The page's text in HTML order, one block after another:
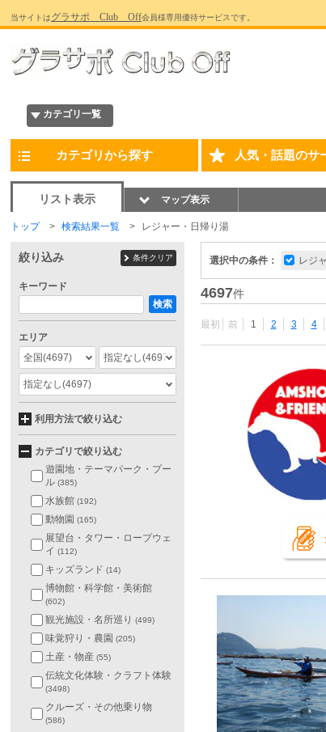
当サイトはグラサポ Club Off会員様専用優待サービスです。
カテゴリ一覧
カテゴリから探す 人気・話題のサ
リスト表示 マップ表示
トップ 検索結果一覧 レジャー・日帰り湯
選択中の条件： レジ
4697件
最初 前 1 2 3 4
絞り込み 条件クリア
キーワード
検索
エリア
全国(4697) 指定なし(4697)
指定なし(4697)
利用方法で絞り込む
カテゴリで絞り込む
遊園地・テーマパーク・プー
ル (385)
水族館 (192)
動物園 (165)
展望台・タワー・ロープウェ
イ (112)
キッズランド (14)
博物館・科学館・美術館
(602)
観光施設・名所巡り (499)
味覚狩り・農園 (205)
土産・物産 (55)
伝統文化体験・クラフト体験
(3498)
クルーズ・その他乗り物
(586)